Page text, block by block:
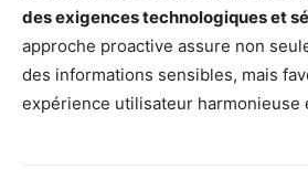
des exigences technologiques et
approche proactive assure non
des informations sensibles, mais
expérience utilisateur harmonieuse